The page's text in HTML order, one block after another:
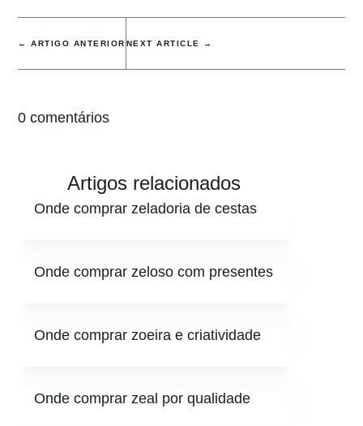
←ARTIGO ANTERIOR NEXT ARTICLE →
0 comentários
Artigos relacionados
Onde comprar zeladoria de cestas
Onde comprar zeloso com presentes
Onde comprar zoeira e criatividade
Onde comprar zeal por qualidade